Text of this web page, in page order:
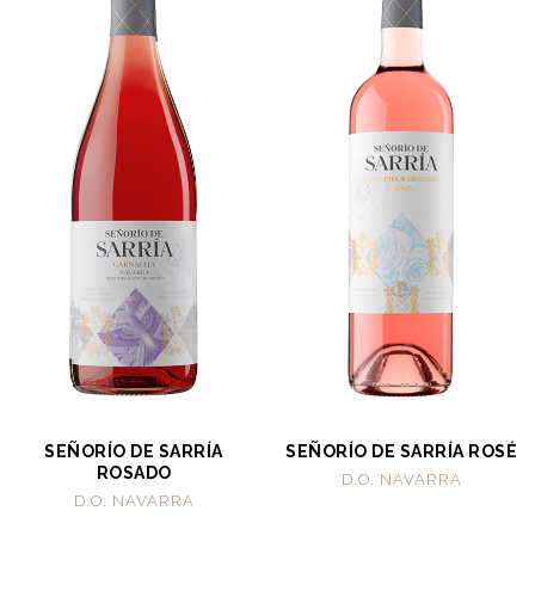
SEÑORÍO DE SARRÍA
ROSADO
D.O. NAVARRA
SEÑORÍO DE SARRÍA ROSÉ
D.O. NAVARRA